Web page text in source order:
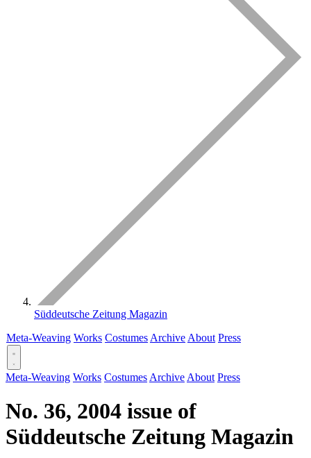
Süddeutsche Zeitung Magazin
Meta-Weaving Works Costumes Archive About Press
Meta-Weaving Works Costumes Archive About Press
No. 36, 2004 issue of
Süddeutsche Zeitung Magazin